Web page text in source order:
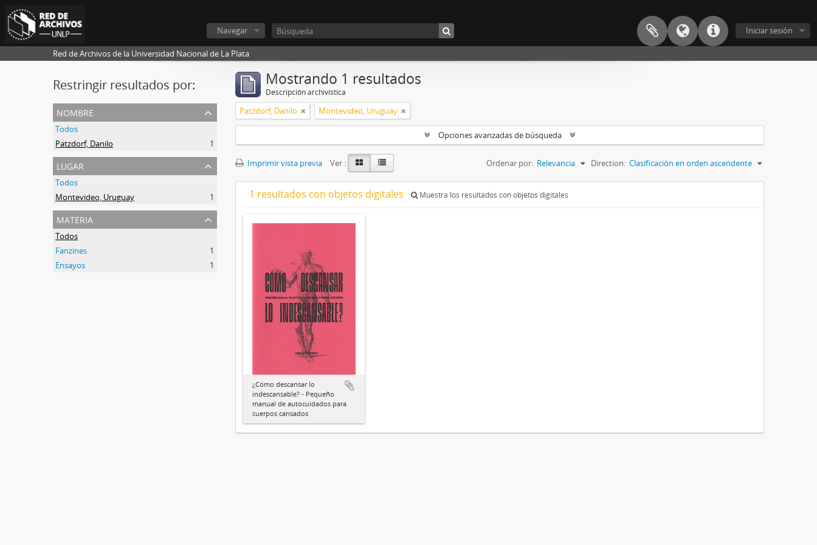
Iniciar sesión
Navegar
Red de Archivos de la Universidad Nacional de La Plata
Restringir resultados por:
nombre
Todos
Patzdorf, Danilo
1
lugar
Todos
Montevideo, Uruguay
1
materia
Todos
Fanzines
1
Ensayos
1
Mostrando 1 resultados
Descripción archivística
Patzdorf, Danilo Montevideo, Uruguay
Opciones avanzadas de búsqueda
Imprimir vista previa Ver : Ordenar por: Relevancia Direction: Clasificación en orden ascendente
1 resultados con objetos digitales Muestra los resultados con objetos digitales
¿Cómo descansar lo
indescansable? - Pequeño
manual de autocuidados para
cuerpos cansados